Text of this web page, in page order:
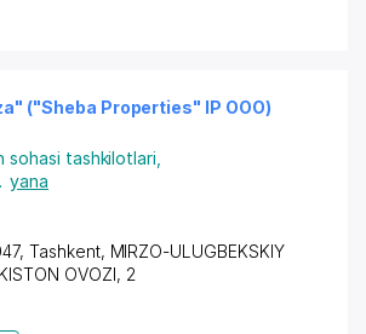
("Sheba Properties" IP OOO)
sohasi tashkilotlari
yana
Tashkent, MIRZO-ULUGBEKSKIY
OVOZI, 2